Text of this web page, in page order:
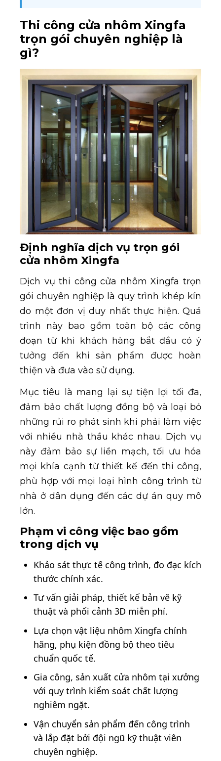
Thi công cửa nhôm Xingfa
trọn gói chuyên nghiệp là
gì?
Định nghĩa dịch vụ trọn gói
cửa nhôm Xingfa
Dịch vụ thi công cửa nhôm Xingfa trọn
gói chuyên nghiệp là quy trình khép kín
do một đơn vị duy nhất thực hiện. Quá
trình này bao gồm toàn bộ các công
đoạn từ khi khách hàng bắt đầu có ý
tưởng đến khi sản phẩm được hoàn
thiện và đưa vào sử dụng.
Mục tiêu là mang lại sự tiện lợi tối đa,
đảm bảo chất lượng đồng bộ và loại bỏ
những rủi ro phát sinh khi phải làm việc
với nhiều nhà thầu khác nhau. Dịch vụ
này đảm bảo sự liền mạch, tối ưu hóa
mọi khía cạnh từ thiết kế đến thi công,
phù hợp với mọi loại hình công trình từ
nhà ở dân dụng đến các dự án quy mô
lớn.
Phạm vi công việc bao gồm
trong dịch vụ
Khảo sát thực tế công trình, đo đạc kích
thước chính xác.
Tư vấn giải pháp, thiết kế bản vẽ kỹ
thuật và phối cảnh 3D miễn phí.
Lựa chọn vật liệu nhôm Xingfa chính
hãng, phụ kiện đồng bộ theo tiêu
chuẩn quốc tế.
Gia công, sản xuất cửa nhôm tại xưởng
với quy trình kiểm soát chất lượng
nghiêm ngặt.
Vận chuyển sản phẩm đến công trình
và lắp đặt bởi đội ngũ kỹ thuật viên
chuyên nghiệp.